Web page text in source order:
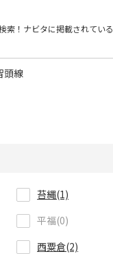
索！ ナビタに掲載されている
頭線
苔縄(1)
平福(0)
西粟倉(2)